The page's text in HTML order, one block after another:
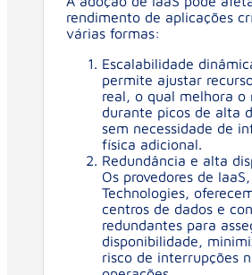
rendimento de aplicações
várias formas:
Escalabilidade
permite ajustar
real, o qual melhora o
durante picos de alta
sem necessidade de
física adicional.
Redundância e alta
Os provedores de
Technologies,
centros de dados e
redundantes para
disponibilidade,
risco de interrupções